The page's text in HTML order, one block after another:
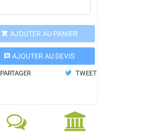
 AJOUTER AU PANIER
message AJOUTER AU DEVIS
PARTAGER TWEET